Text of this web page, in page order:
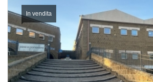
In vendita